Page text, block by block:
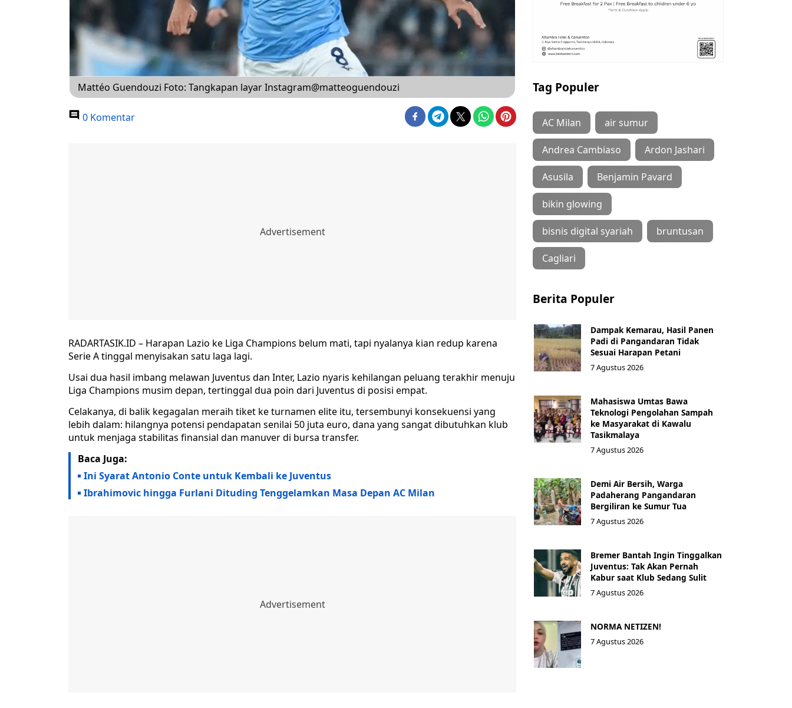
Mattéo Guendouzi Foto: Tangkapan layar Instagram@matteoguendouzi
0 Komentar
RADARTASIK.ID – Harapan Lazio ke Liga Champions belum mati, tapi nyalanya kian redup karena
Serie A tinggal menyisakan satu laga lagi.
Usai dua hasil imbang melawan Juventus dan Inter, Lazio nyaris kehilangan peluang terakhir menuju
Liga Champions musim depan, tertinggal dua poin dari Juventus di posisi empat.
Celakanya, di balik kegagalan meraih tiket ke turnamen elite itu, tersembunyi konsekuensi yang
lebih dalam: hilangnya potensi pendapatan senilai 50 juta euro, dana yang sangat dibutuhkan klub
untuk menjaga stabilitas finansial dan manuver di bursa transfer.
Baca Juga:
Ini Syarat Antonio Conte untuk Kembali ke Juventus
Ibrahimovic hingga Furlani Dituding Tenggelamkan Masa Depan AC Milan
Tag Populer
AC Milan air sumur
Andrea Cambiaso Ardon Jashari
Asusila Benjamin Pavard
bikin glowing
bisnis digital syariah bruntusan
Cagliari
Berita Populer
Dampak Kemarau, Hasil Panen
Padi di Pangandaran Tidak
Sesuai Harapan Petani
7 Agustus 2026
Mahasiswa Umtas Bawa
Teknologi Pengolahan Sampah
ke Masyarakat di Kawalu
Tasikmalaya
7 Agustus 2026
Demi Air Bersih, Warga
Padaherang Pangandaran
Bergiliran ke Sumur Tua
7 Agustus 2026
Bremer Bantah Ingin Tinggalkan
Juventus: Tak Akan Pernah
Kabur saat Klub Sedang Sulit
7 Agustus 2026
NORMA NETIZEN!
7 Agustus 2026